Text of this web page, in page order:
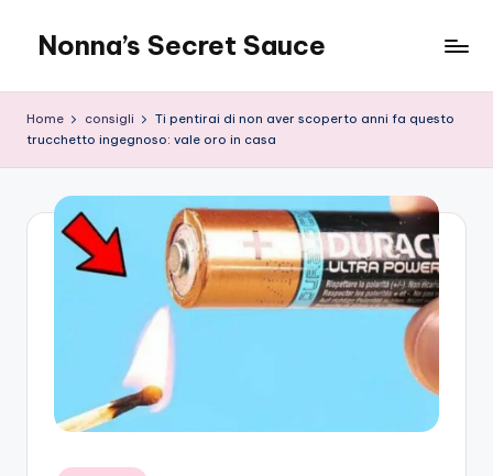
content
Nonna’s Secret Sauce
Home consigli
Ti pentirai di non aver scoperto anni fa questo
trucchetto ingegnoso: vale oro in casa